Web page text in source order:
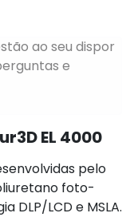
ao seu dispor
e
EL 4000
pelo
foto-
DLP/LCD e MSLA.